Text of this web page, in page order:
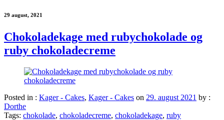
29 august, 2021
Chokoladekage med rubychokolade og
ruby chokoladecreme
Posted in : Kager - Cakes, Kager - Cakes on 29. august 2021 by :
Dorthe
Tags: chokolade, chokoladecreme, chokoladekage, ruby